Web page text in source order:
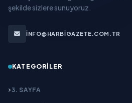
şekilde sizlere sunuyoruz.
INFO@HARBIGAZETE.COM.TR
KATEGORILER
3. SAYFA